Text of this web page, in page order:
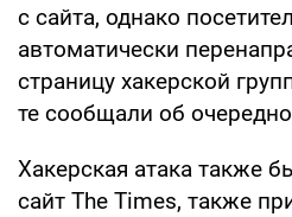
с сайта, однако
автоматически
страницу хакерской
те сообщали об
Хакерская атака также
сайт The Times, также